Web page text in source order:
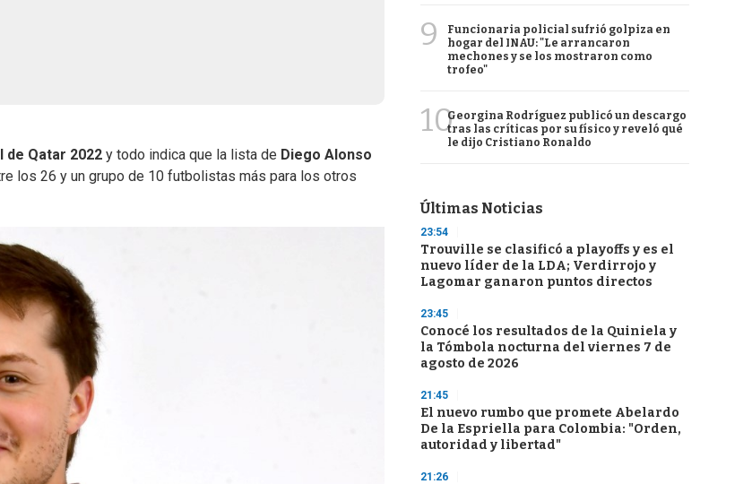
de Qatar 2022 y todo indica que la lista de Diego Alonso
los 26 y un grupo de 10 futbolistas más para los otros
9
Funcionaria policial sufrió golpiza en
hogar del INAU: "Le arrancaron
mechones y se los mostraron como
trofeo"
10Georgina Rodríguez publicó un descargo
tras las críticas por su físico y reveló qué
le dijo Cristiano Ronaldo
Últimas Noticias
23:54
Trouville se clasificó a playoffs y es el
nuevo líder de la LDA; Verdirrojo y
Lagomar ganaron puntos directos
23:45
Conocé los resultados de la Quiniela y
la Tómbola nocturna del viernes 7 de
agosto de 2026
21:45
El nuevo rumbo que promete Abelardo
De la Espriella para Colombia: "Orden,
autoridad y libertad"
21:26